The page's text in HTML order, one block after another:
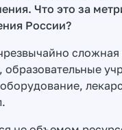
Что это за
России?
сложная